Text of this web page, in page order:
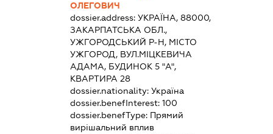
ОЛЕГОВИЧ
dossier.address:УКРАЇНА, 88000,
ЗАКАРПАТСЬКА ОБЛ.,
УЖГОРОДСЬКИЙ Р-Н, МІСТО
УЖГОРОД, ВУЛ.МІЦКЕВИЧА
АДАМА, БУДИНОК 5 "А",
КВАРТИРА 28
dossier.nationality:Україна
dossier.benefInterest:100
dossier.benefType: Прямий
вирішальний вплив